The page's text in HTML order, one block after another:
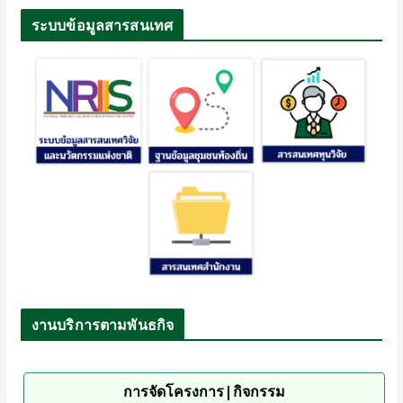
ระบบข้อมูลสารสนเทศ
งานบริการตามพันธกิจ
การจัดโครงการ|กิจกรรม